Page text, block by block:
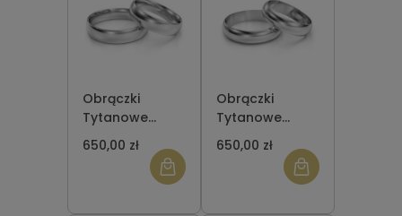
Obrączki
Tytanowe
Półokrągłe od 2
do 10 mm
650,00 zł
Obrączki
Tytanowe
Półokrągłe od 2
do 10 mm
650,00 zł